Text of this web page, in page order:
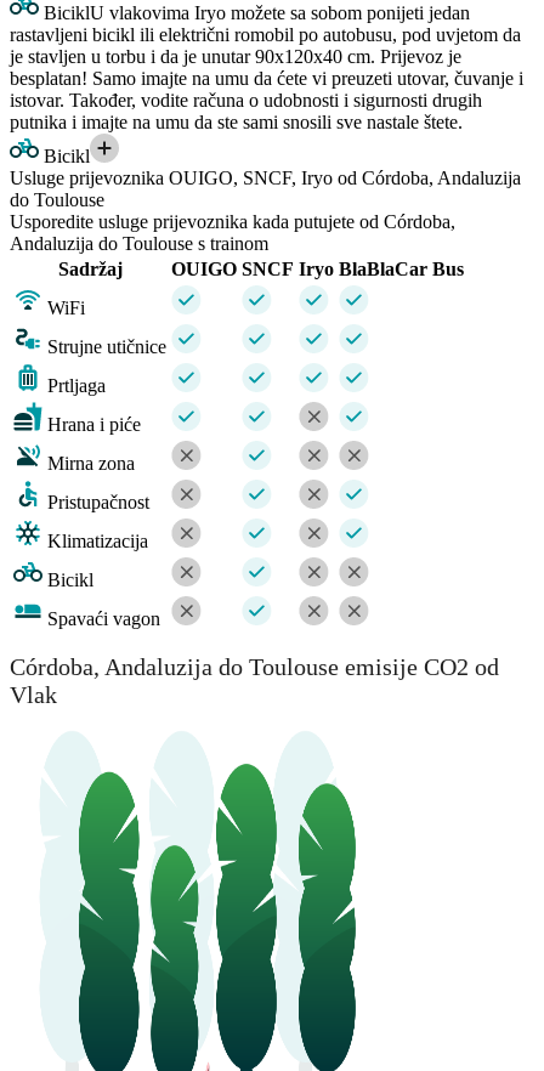
BiciklU vlakovima Iryo možete sa sobom ponijeti jedan
rastavljeni bicikl ili električni romobil po autobusu, pod uvjetom da
je stavljen u torbu i da je unutar 90x120x40 cm. Prijevoz je
besplatan! Samo imajte na umu da ćete vi preuzeti utovar, čuvanje i
istovar. Također, vodite računa o udobnosti i sigurnosti drugih
putnika i imajte na umu da ste sami snosili sve nastale štete.
Bicikl
Usluge prijevoznika OUIGO, SNCF, Iryo od Córdoba, Andaluzija
do Toulouse
Usporedite usluge prijevoznika kada putujete od Córdoba,
Andaluzija do Toulouse s trainom
Sadržaj
OUIGO SNCF Iryo BlaBlaCar Bus
WiFi
Strujne utičnice
Prtljaga
Hrana i piće
Mirna zona
Pristupačnost
Klimatizacija
Bicikl
Spavaći vagon
Córdoba, Andaluzija do Toulouse emisije CO2 od
Vlak